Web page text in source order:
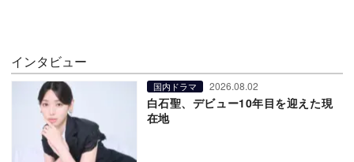
インタビュー
国内ドラマ 2026.08.02
白石聖、デビュー10年目を迎えた現
在地